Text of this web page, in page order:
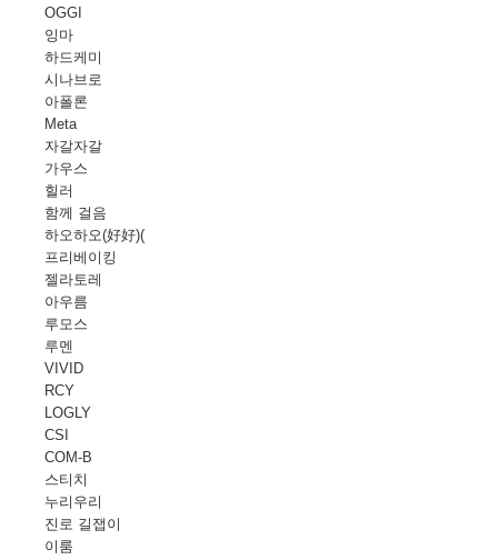
OGGI
잉마
하드케미
시나브로
아폴론
Meta
자갈자갈
가우스
힐러
함께 걸음
하오하오(好好)(
프리베이킹
젤라토레
아우름
루모스
루멘
VIVID
RCY
LOGLY
CSI
COM-B
스티치
누리우리
진로 길잽이
이룸